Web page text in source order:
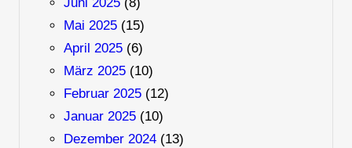
Juni 2025(8)
Mai 2025(15)
April 2025(6)
März 2025(10)
Februar 2025(12)
Januar 2025(10)
Dezember 2024(13)